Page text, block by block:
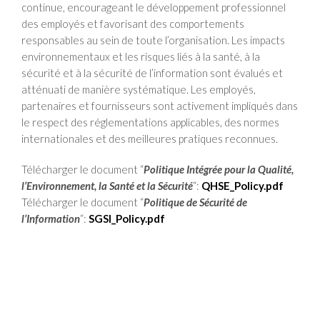
continue, encourageant le développement professionnel
des employés et favorisant des comportements
responsables au sein de toute l’organisation. Les impacts
environnementaux et les risques liés à la santé, à la
sécurité et à la sécurité de l’information sont évalués et
atténuati de manière systématique. Les employés,
partenaires et fournisseurs sont activement impliqués dans
le respect des réglementations applicables, des normes
internationales et des meilleures pratiques reconnues.
Télécharger le document “Politique Intégrée pour la Qualité,
l’Environnement, la Santé et la Sécurité“: QHSE_Policy.pdf
Télécharger le document “Politique de Sécurité de
l’Information“: SGSI_Policy.pdf